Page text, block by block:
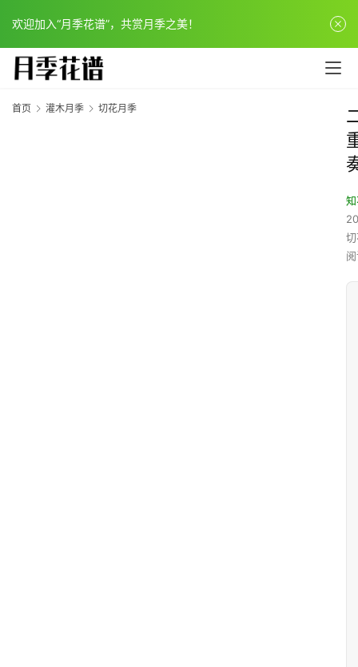
欢迎加入“月季花谱”，共赏月季之美！
首页 灌木月季 切花月季